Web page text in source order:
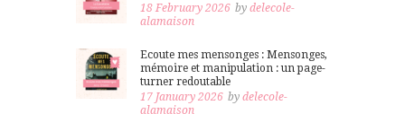
18 February 2026 bydelecole-
alamaison
Ecoute mes mensonges : Mensonges,
mémoire et manipulation : un page-
turner redoutable
17 January 2026 bydelecole-
alamaison